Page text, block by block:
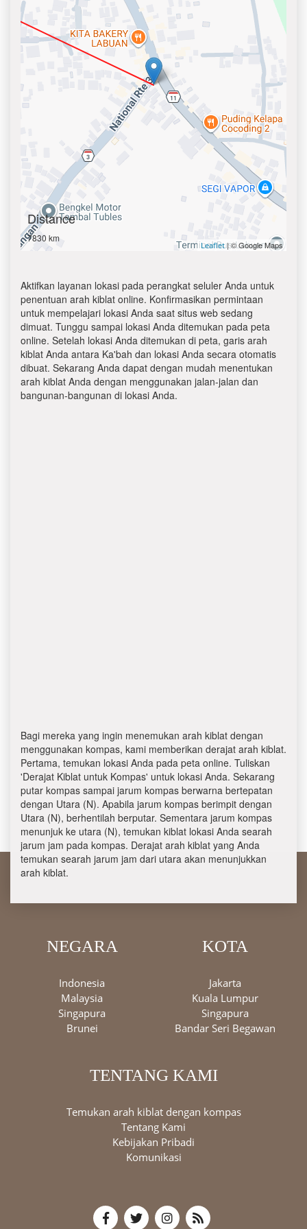
Distance
7830 km
Leaflet| © Google Maps
Aktifkan layanan lokasi pada perangkat seluler Anda untuk
penentuan arah kiblat online. Konfirmasikan permintaan
untuk mempelajari lokasi Anda saat situs web sedang
dimuat. Tunggu sampai lokasi Anda ditemukan pada peta
online. Setelah lokasi Anda ditemukan di peta, garis arah
kiblat Anda antara Ka'bah dan lokasi Anda secara otomatis
dibuat. Sekarang Anda dapat dengan mudah menentukan
arah kiblat Anda dengan menggunakan jalan-jalan dan
bangunan-bangunan di lokasi Anda.
Bagi mereka yang ingin menemukan arah kiblat dengan
menggunakan kompas, kami memberikan derajat arah kiblat.
Pertama, temukan lokasi Anda pada peta online. Tuliskan
'Derajat Kiblat untuk Kompas' untuk lokasi Anda. Sekarang
putar kompas sampai jarum kompas berwarna bertepatan
dengan Utara (N). Apabila jarum kompas berimpit dengan
Utara (N), berhentilah berputar. Sementara jarum kompas
menunjuk ke utara (N), temukan kiblat lokasi Anda searah
jarum jam pada kompas. Derajat arah kiblat yang Anda
temukan searah jarum jam dari utara akan menunjukkan
arah kiblat.
NEGARA
Indonesia
Malaysia
Singapura
Brunei
KOTA
Jakarta
Kuala Lumpur
Singapura
Bandar Seri Begawan
TENTANG KAMI
Temukan arah kiblat dengan kompas
Tentang Kami
Kebijakan Pribadi
Komunikasi